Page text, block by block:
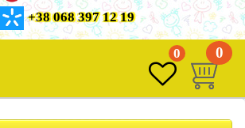
+38 068 397 12 19
0 0